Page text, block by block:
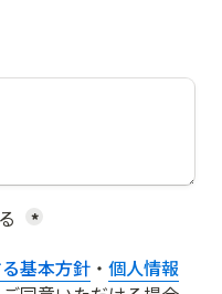
*
基本方針 ・ 個人情報